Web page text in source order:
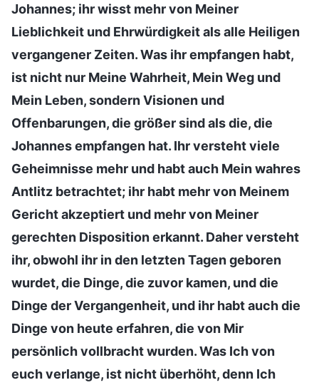
Johannes; ihr wisst mehr von Meiner
Lieblichkeit und Ehrwürdigkeit als alle Heiligen
vergangener Zeiten. Was ihr empfangen habt,
ist nicht nur Meine Wahrheit, Mein Weg und
Mein Leben, sondern Visionen und
Offenbarungen, die größer sind als die, die
Johannes empfangen hat. Ihr versteht viele
Geheimnisse mehr und habt auch Mein wahres
Antlitz betrachtet; ihr habt mehr von Meinem
Gericht akzeptiert und mehr von Meiner
gerechten Disposition erkannt. Daher versteht
ihr, obwohl ihr in den letzten Tagen geboren
wurdet, die Dinge, die zuvor kamen, und die
Dinge der Vergangenheit, und ihr habt auch die
Dinge von heute erfahren, die von Mir
persönlich vollbracht wurden. Was Ich von
euch verlange, ist nicht überhöht, denn Ich